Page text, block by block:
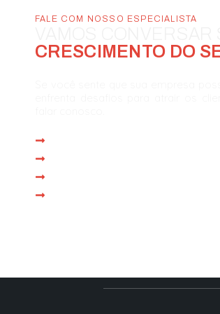
FALE COM NOSSO ESPECIALISTA
CRESCIMENTO DO